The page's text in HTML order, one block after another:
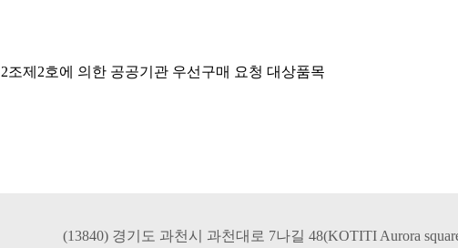
조제2호에 의한 공공기관 우선구매 요청 대상품목
(13840) 경기도 과천시 과천대로 7나길 48(KOTITI Aurora